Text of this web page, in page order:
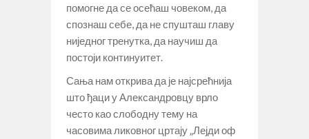
помогне да се осећаш човеком, да
спознаш себе, да не спушташ главу
ниједног тренутка, да научиш да
постоји континуитет.
Сања нам открива да је најсрећнија
што ђаци у Александровцу врло
често као слободну тему на
часовима ликовног цртају „Лејди оф